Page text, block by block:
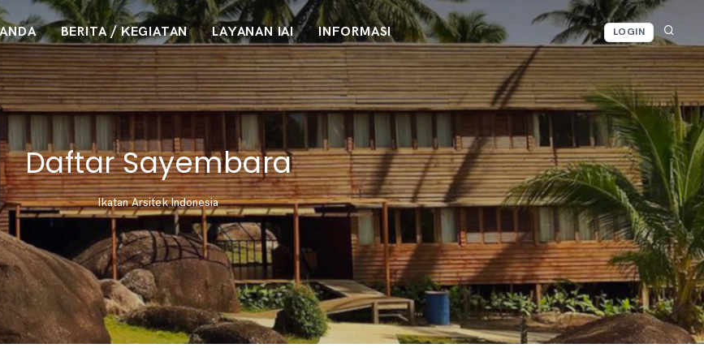
LOGIN
BERITA / KEGIATAN LAYANAN IAI INFORMASI
Daftar Sayembara
Ikatan Arsitek Indonesia